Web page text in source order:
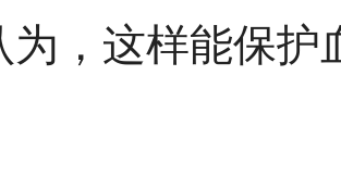
为，这样能保